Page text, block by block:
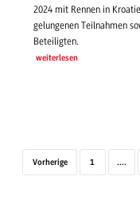
2024 mit Rennen in
gelungenen Teilnahmen
Beteiligten.
weiterlesen
Vorherige 1 ....